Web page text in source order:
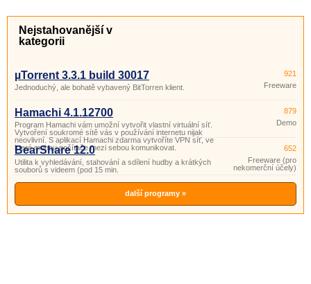
Nejstahovanější v
kategorii
µTorrent 3.3.1 build 30017
Jednoduchý, ale bohatě vybavený BitTorren klient.
921
Freeware
Hamachi 4.1.12700
Program Hamachi vám umožní vytvořit vlastní virtuální síť.
Vytvoření soukromé sítě vás v používání internetu nijak
neovlivní. S aplikací Hamachi zdarma vytvoříte VPN síť, ve
které mohou počítače mezi sebou komunikovat.
879
Demo
BearShare 12.0
Utilita k vyhledávání, stahování a sdílení hudby a krátkých
souborů s videem (pod 15 min.
652
Freeware (pro
nekomerční účely)
další programy »